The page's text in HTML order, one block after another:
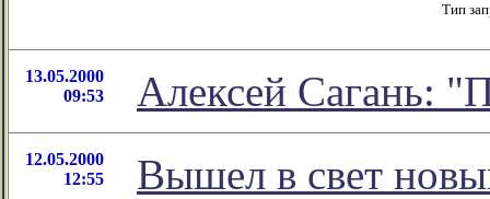
Тип
13.05.2000
09:53
Алексей Сагань:
12.05.2000
12:55
Вышел в свет